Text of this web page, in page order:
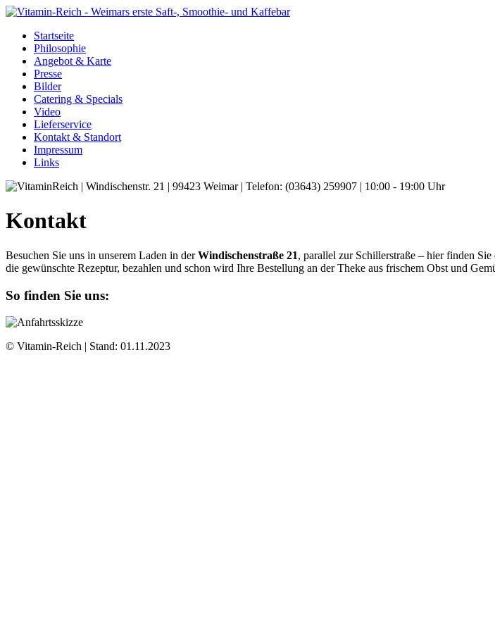
Startseite
Philosophie
Angebot & Karte
Presse
Bilder
Catering & Specials
Video
Lieferservice
Kontakt & Standort
Impressum
Links
Kontakt
Besuchen Sie uns in unserem Laden in derWindischenstraße 21, parallel zur Schillerstraße – hier finden
die gewünschte Rezeptur, bezahlen und schon wird Ihre Bestellung an der Theke aus frischem Obst und
So finden Sie uns:
© Vitamin-Reich | Stand: 01.11.2023